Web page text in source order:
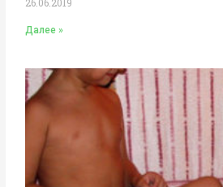
26.06.2019
Далее »